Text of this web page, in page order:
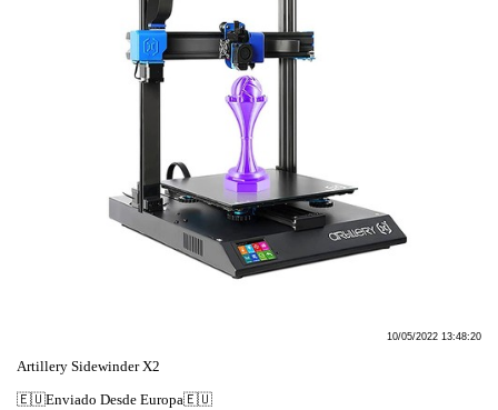
10/05/2022 13:48:20
Artillery Sidewinder X2
🇪🇺Enviado Desde Europa🇪🇺